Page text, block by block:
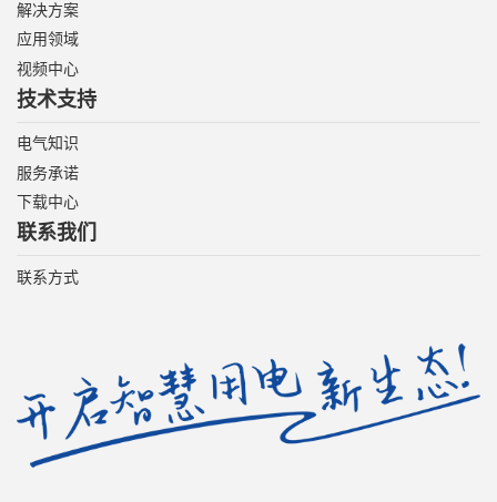
解决方案
应用领域
视频中心
技术支持
电气知识
服务承诺
下载中心
联系我们
联系方式